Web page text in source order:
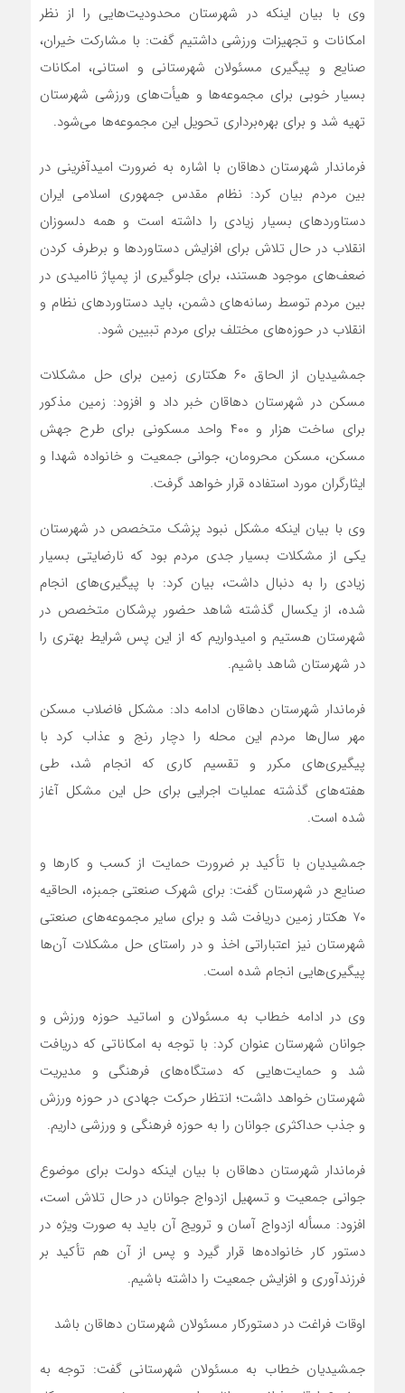
وی با بیان اینکه در شهرستان محدودیت‌هایی را از نظر
امکانات و تجهیزات ورزشی داشتیم گفت: با مشارکت خیران،
صنایع و پیگیری مسئولان شهرستانی و استانی، امکانات
بسیار خوبی برای مجموعه‌ها و هیأت‌های ورزشی شهرستان
تهیه شد و برای بهره‌برداری تحویل این مجموعه‌ها می‌شود.
فرماندار شهرستان دهاقان با اشاره به ضرورت امید‌آفرینی در
بین مردم بیان کرد: نظام مقدس جمهوری اسلامی ایران
دستاوردهای بسیار زیادی را داشته است و همه دلسوزان
انقلاب در حال تلاش برای افزایش دستاوردها و برطرف کردن
ضعف‌های موجود هستند، برای جلوگیری از پمپاژ ناامیدی در
بین مردم توسط رسانه‌های دشمن، باید دستاوردهای نظام و
انقلاب در حوزه‌های مختلف برای مردم تبیین شود.
جمشیدیان از الحاق ۶٠ هکتاری زمین برای حل مشکلات
مسکن در شهرستان دهاقان خبر داد و افزود: زمین مذکور
برای ساخت هزار و ۴٠٠ واحد مسکونی برای طرح جهش
مسکن، مسکن محرومان، جوانی جمعیت و خانواده شهدا و
ایثارگران مورد استفاده قرار خواهد گرفت.
وی با بیان اینکه مشکل نبود پزشک متخصص در شهرستان
یکی از مشکلات بسیار جدی مردم بود که نارضایتی بسیار
زیادی را به دنبال داشت، بیان کرد: با پیگیری‌های انجام
شده، از یکسال گذشته شاهد حضور پرشکان متخصص در
شهرستان هستیم و امیدواریم که از این پس شرایط بهتری را
در شهرستان شاهد باشیم.
فرماندار شهرستان دهاقان ادامه داد: مشکل فاضلاب مسکن
مهر سال‌ها مردم این محله را دچار رنج و عذاب کرد با
پیگیری‌های مکرر و تقسیم کاری که انجام شد، طی
هفته‌های گذشته عملیات اجرایی برای حل این مشکل آغاز
شده است.
جمشیدیان با تأکید بر ضرورت حمایت از کسب و کارها و
صنایع در شهرستان گفت: برای شهرک صنعتی جمبزه، الحاقیه
۷٠ هکتار زمین دریافت شد و برای سایر مجموعه‌های صنعتی
شهرستان نیز اعتباراتی اخذ و در راستای حل مشکلات آن‌ها
پیگیری‌هایی انجام شده است.
وی در ادامه خطاب به مسئولان و اساتید حوزه ورزش و
جوانان شهرستان عنوان کرد: با توجه به امکاناتی که دریافت
شد و حمایت‌هایی که دستگاه‌های فرهنگی و مدیریت
شهرستان خواهد داشت؛ انتظار حرکت جهادی در حوزه ورزش
و جذب حداکثری جوانان را به حوزه فرهنگی و ورزشی داریم.
فرماندار شهرستان دهاقان با بیان اینکه دولت برای موضوع
جوانی جمعیت و تسهیل ازدواج جوانان در حال تلاش است،
افزود: مسأله ازدواج آسان و ترویج آن باید به صورت ویژه در
دستور کار خانواده‌ها قرار گیرد و پس از آن هم تأکید بر
فرزندآوری و افزایش جمعیت را داشته باشیم.
اوقات فراغت در دستورکار مسئولان شهرستان دهاقان باشد
جمشیدیان خطاب به مسئولان شهرستانی گفت: توجه به